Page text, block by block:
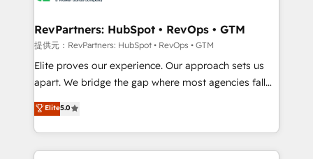
your time zone. What we do: ➤ Onboarding: Live in
weeks, with workflows built around your business,
not a template. ➤ Migration: Move from any legacy
CRM. Zero downtime, full data integrity. ➤
revenue process. Sales, marketing, and service wired
together. ➤ AI and Integrations: Layer Breeze AI,
RevPartners: HubSpot • RevOps • GTM
提供元：RevPartners: HubSpot • RevOps • GTM
Elite proves our experience. Our approach sets us
apart. We bridge the gap where most agencies fall
short by combining GTM strategy with technical
execution to solve the right problem with the right
solution. As the only firm in the world to hold Elite
Partner Accreditations with both HubSpot and Clay,
Elite5.0